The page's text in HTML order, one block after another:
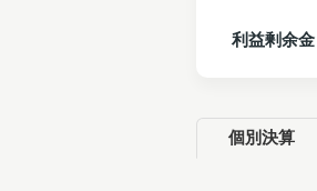
利益剰余金
個別決算